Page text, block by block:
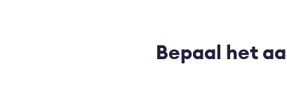
Bepaal het